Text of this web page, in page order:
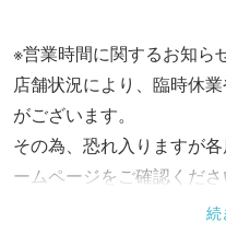
※営業時間に関するお知ら
店舗状況により、臨時休
がございます。
その為、恐れ入りますが
ームページをご確認くださ
続